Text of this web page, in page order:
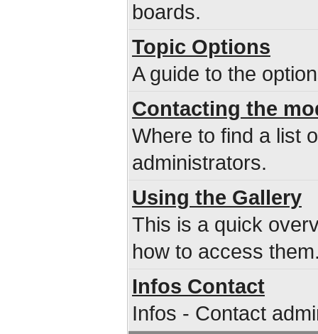
boards.
Topic Options
A guide to the
Contacting the
Where to find a list
administrators.
Using the Gallery
This is a quick
how to access
Infos Contact
Infos - Contact